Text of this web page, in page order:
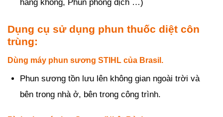
hàng không, Phun phòng dịch …)
Dụng cụ sử dụng phun thuốc diệt côn
trùng:
Dùng máy phun sương STIHL của Brasil.
Phun sương tồn lưu lên không gian ngoài trời và
bên trong nhà ở, bên trong công trình.